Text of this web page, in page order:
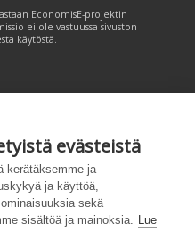
evästeistä
kerätäksemme ja
ja käyttöä,
sekä
sisältöä ja mainoksia. Lue
EconomisE-projektin
ei ole vastuussa sivuston
käytöstä.
rahoitusta Euroopan unionin
edustaa ainoastaan
EASME/EU:n komissio ei ole
mahdollisesta käytöstä.